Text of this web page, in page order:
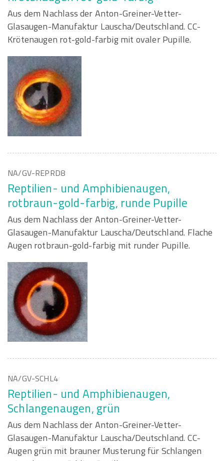
Aus dem Nachlass der Anton-Greiner-Vetter-
Glasaugen-Manufaktur Lauscha/Deutschland. CC-
Krötenaugen rot-gold-farbig mit ovaler Pupille.
NA/GV-REPRD8
Reptilien- und Amphibienaugen,
rotbraun-gold-farbig, runde Pupille
Aus dem Nachlass der Anton-Greiner-Vetter-
Glasaugen-Manufaktur Lauscha/Deutschland. Flache
Augen rotbraun-gold-farbig mit runder Pupille.
NA/GV-SCHL4
Reptilien- und Amphibienaugen,
Schlangenaugen, grün
Aus dem Nachlass der Anton-Greiner-Vetter-
Glasaugen-Manufaktur Lauscha/Deutschland. CC-
Augen grün mit brauner Musterung für Schlangen